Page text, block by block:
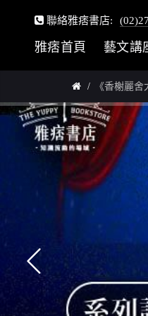
聯絡雅痞書店:
雅痞首頁 藝文講
《香榭麗